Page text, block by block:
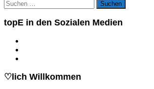
Suchen
nach:
topE in den Sozialen Medien
♡lich Willkommen